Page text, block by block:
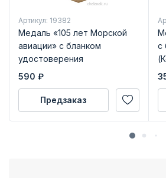
Артикул: 19382
Медаль «105 лет Морской
авиации» с бланком
удостоверения
590 ₽
Предзаказ
с